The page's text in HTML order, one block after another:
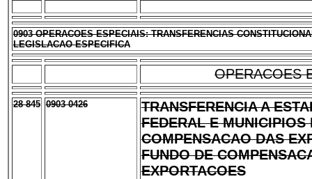
0903 OPERACOES ESPECIAIS: TRANSFERENCIAS
LEGISLACAO ESPECIFICA
OPERACOES
28 845 0903 0426
TRANSFERENCIA A
FEDERAL E MUNICIPIOS
COMPENSACAO DAS
FUNDO DE
EXPORTACOES